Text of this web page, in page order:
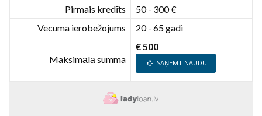
Pirmais kredīts
50 - 300 €
Vecuma ierobežojums
20 - 65 gadi
Maksimālā summa
€ 500
SAŅEMT NAUDU